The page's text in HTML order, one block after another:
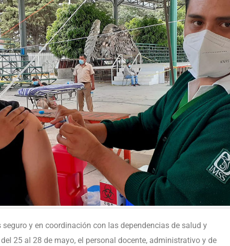
y en coordinación con las dependencias de salud y
25 al 28 de mayo, el personal docente, administrativo y de